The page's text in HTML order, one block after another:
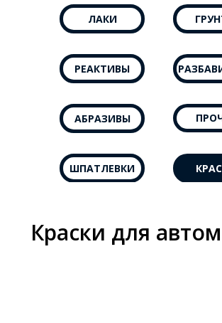
ЛАКИ
ШПАТЛЕВКИ
РЕАКТИВЫ
АБРАЗИВЫ
Краски для